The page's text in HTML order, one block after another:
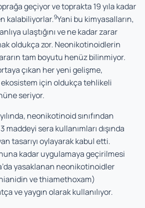
geçiyor ve toprakta 19 yıla kadar
kalabiliyorlar.9Yani bu kimyasalların,
ulaştığını ve ne kadar zarar
oldukça zor. Neonikotinoidlerin
tam boyutu henüz bilinmiyor.
çıkan her yeni gelişme,
için oldukça tehlikeli
seriyor.
neonikotinoid sınıfından
maddeyi sera kullanımları dışında
tasarıyı oylayarak kabul etti.
kadar uygulamaya geçirilmesi
yasaklanan neonikotinoidler
ve thiamethoxam)
ve yaygın olarak kullanılıyor.